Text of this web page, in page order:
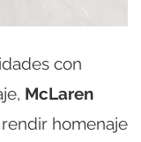
con
McLaren
homenaje